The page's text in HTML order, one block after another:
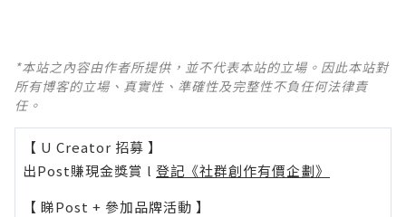
*本站之內容由作者所提供，並不代表本站的立場。因此本站對
所有博客的立場、真實性、準確性及完整性不負任何法律責
任。
【 U Creator 招募 】
出Post賺現金獎賞 l 登記《社群創作有價企劃》
【 睇Post + 參加品牌活動 】